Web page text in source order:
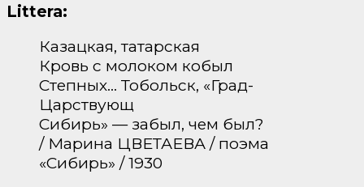
Littera:
Казацкая, татарская
Кровь с молоком кобыл
Степных… Тобольск, «Град-
Царствующ
Сибирь» — забыл, чем был?
/ Марина ЦВЕТАЕВА / поэма
«Сибирь» / 1930